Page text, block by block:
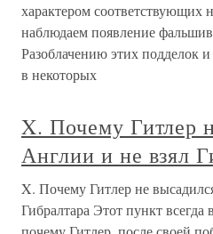
характером соответствующих
наблюдаем появление
Разоблачению этих подделок
в некоторых
X. Почему Гитлер
Англии и не взял
X. Почему Гитлер не
Гибралтара Этот пункт